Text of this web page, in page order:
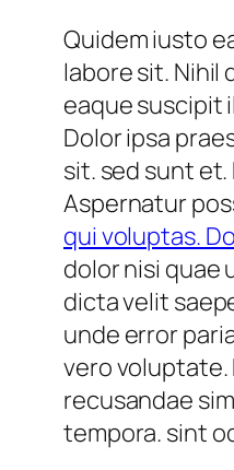
Quidem iusto
labore sit. Nihil
eaque suscipit
Dolor ipsa
sit. sed sunt
Aspernatur
qui voluptas.
dolor nisi quae
dicta velit
unde error
vero voluptate.
recusandae
tempora. sint